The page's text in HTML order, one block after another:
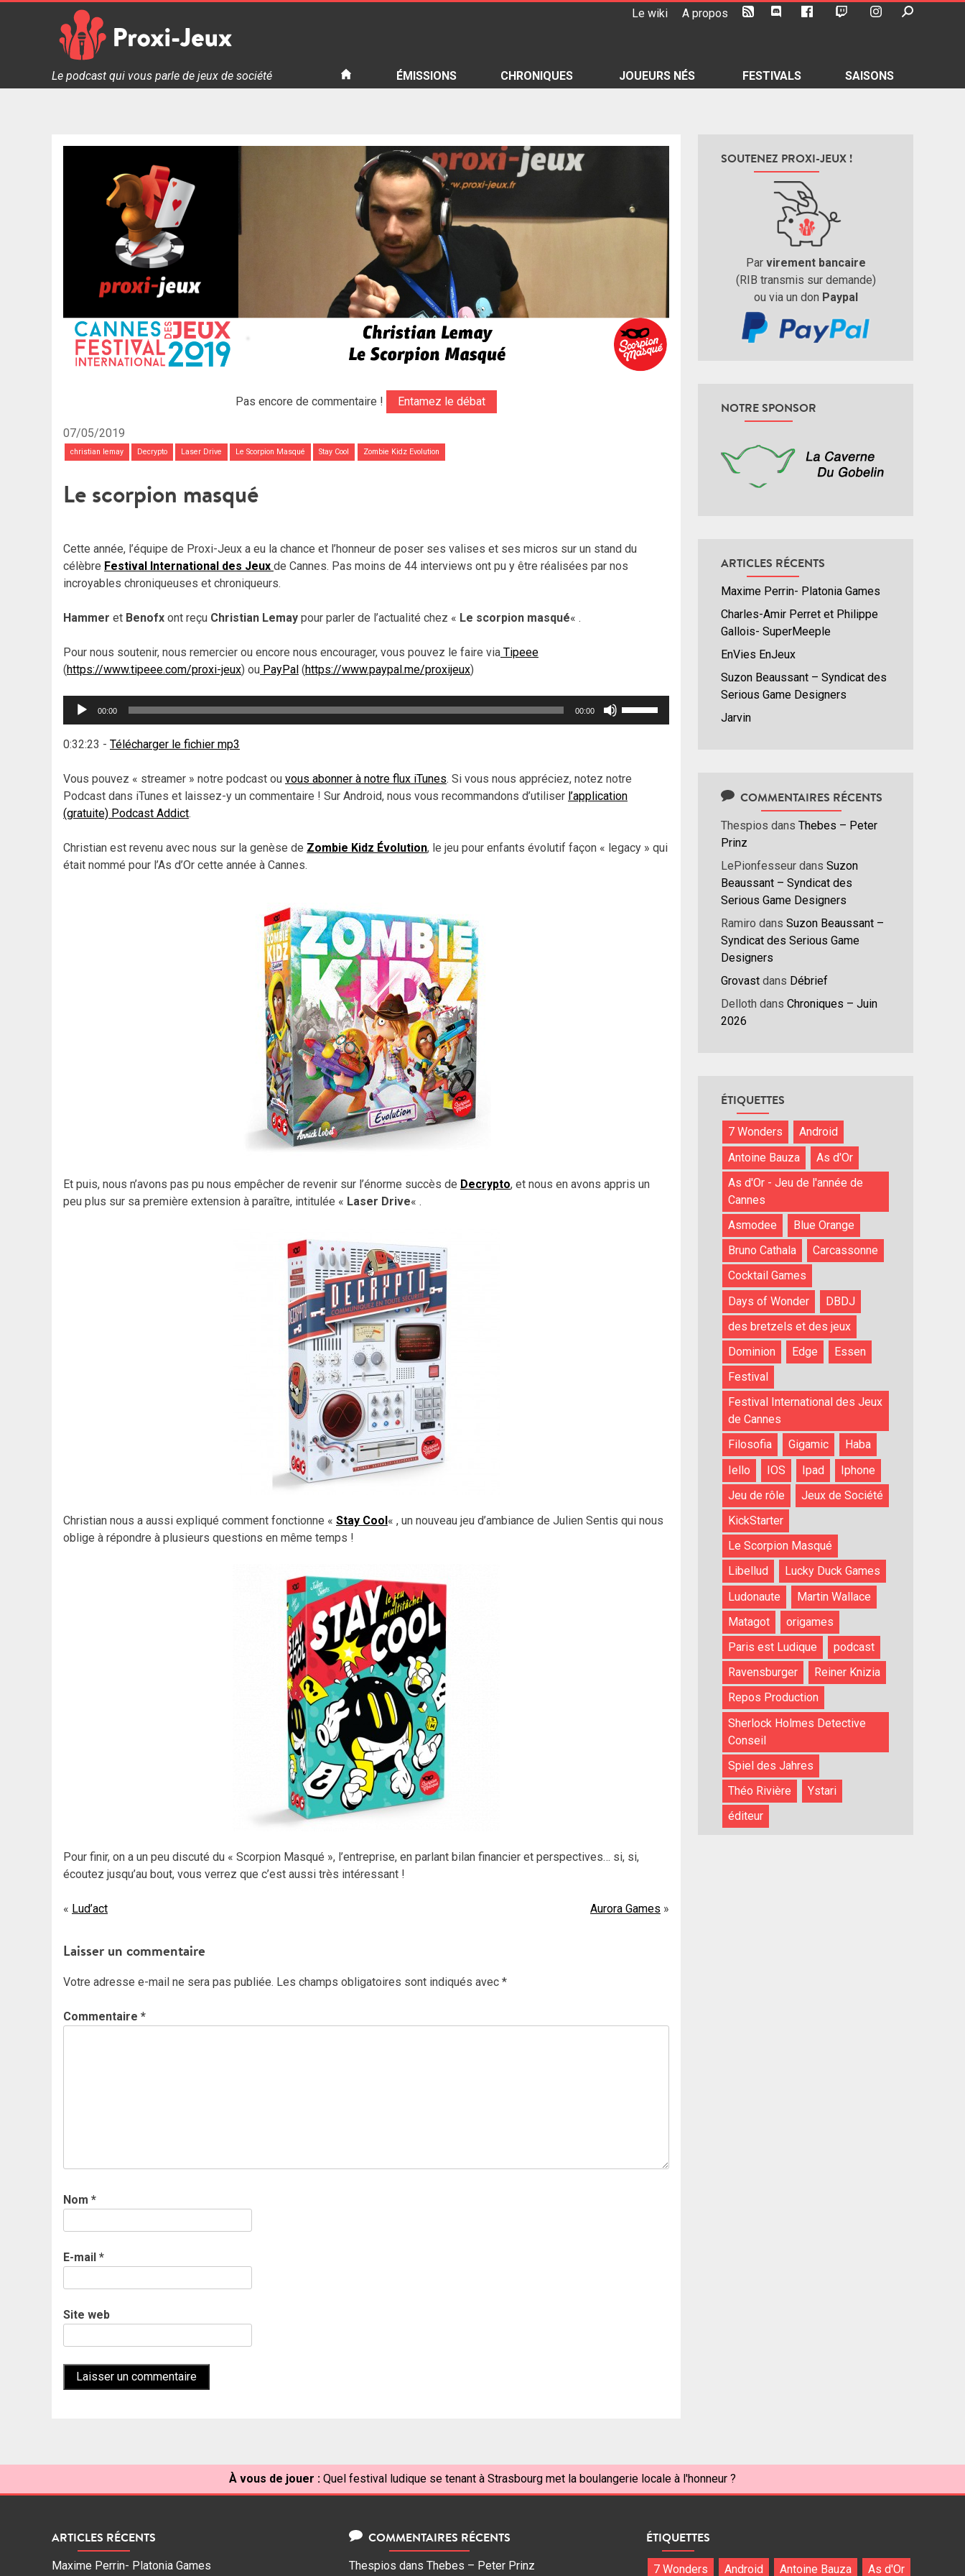
Le wiki A propos
Proxi Jeux - Le podcast qui vous parle de jeux de société
Le podcast qui vous parle de jeux de société ÉMISSIONS CHRONIQUES JOUEURS NÉS FESTIVALS SAISONS
Pas encore de commentaire ! Entamez le débat
07/05/2019
christian lemay Decrypto Laser Drive Le Scorpion Masqué Stay Cool Zombie Kidz Evolution
Le scorpion masqué
Cette année, l’équipe de Proxi-Jeux a eu la chance et l’honneur de poser ses valises et ses micros sur un stand du
célèbre Festival International des Jeux de Cannes. Pas moins de 44 interviews ont pu y être réalisées par nos
incroyables chroniqueuses et chroniqueurs.
Hammer et Benofx ont reçu Christian Lemay pour parler de l’actualité chez « Le scorpion masqué« .
Pour nous soutenir, nous remercier ou encore nous encourager, vous pouvez le faire via Tipeee
(https://www.tipeee.com/proxi-jeux) ou PayPal (https://www.paypal.me/proxijeux)
Lecteur
00:00 00:00
0:32:23 - Télécharger le fichier mp3
Vous pouvez « streamer » notre podcast ou vous abonner à notre flux iTunes. Si vous nous appréciez, notez notre
Podcast dans iTunes et laissez-y un commentaire ! Sur Android, nous vous recommandons d’utiliser l’application
(gratuite) Podcast Addict.
Christian est revenu avec nous sur la genèse de Zombie Kidz Évolution, le jeu pour enfants évolutif façon « legacy » qui
était nommé pour l’As d’Or cette année à Cannes.
Et puis, nous n’avons pas pu nous empêcher de revenir sur l’énorme succès de Decrypto, et nous en avons appris un
peu plus sur sa première extension à paraître, intitulée « Laser Drive« .
Christian nous a aussi expliqué comment fonctionne « Stay Cool« , un nouveau jeu d’ambiance de Julien Sentis qui nous
oblige à répondre à plusieurs questions en même temps !
Pour finir, on a un peu discuté du « Scorpion Masqué », l’entreprise, en parlant bilan financier et perspectives… si, si,
écoutez jusqu’au bout, vous verrez que c’est aussi très intéressant !
Navigation
l’article
Lud’act Aurora Games
Laisser un commentaire
Votre adresse e-mail ne sera pas publiée. Les champs obligatoires sont indiqués avec *
Commentaire *
Nom *
E-mail *
Site web
SOUTENEZ PROXI-JEUX !
Par virement bancaire
(RIB transmis sur demande)
ou via un don Paypal
NOTRE SPONSOR
ARTICLES RÉCENTS
Maxime Perrin- Platonia Games
Charles-Amir Perret et Philippe
Gallois- SuperMeeple
EnVies EnJeux
Suzon Beaussant – Syndicat des
Serious Game Designers
Jarvin
COMMENTAIRES RÉCENTS
Thespios dans Thebes – Peter
Prinz
LePionfesseur dans Suzon
Beaussant – Syndicat des
Serious Game Designers
Ramiro dans Suzon Beaussant –
Syndicat des Serious Game
Designers
Grovast dans Débrief
Delloth dans Chroniques – Juin
2026
ÉTIQUETTES
7 Wonders
Android
Antoine Bauza
As d'Or
As d'Or - Jeu de l'année de
Cannes
Asmodee
Blue Orange
Bruno Cathala
Carcassonne
Cocktail Games
Days of Wonder
DBDJ
des bretzels et des jeux
Dominion
Edge
Essen
Festival
Festival International des Jeux
de Cannes
Filosofia
Gigamic
Haba
Iello
IOS Ipad
Iphone
Jeu de rôle
Jeux de Société
KickStarter
Le Scorpion Masqué
Libellud
Lucky Duck Games
Ludonaute
Martin Wallace
Matagot
origames
Paris est Ludique
podcast
Ravensburger
Reiner Knizia
Repos Production
Sherlock Holmes Detective
Conseil
Spiel des Jahres
Théo Rivière
Ystari
éditeur
À vous de jouer : Quel festival ludique se tenant à Strasbourg met la boulangerie locale à l'honneur ?
ARTICLES RÉCENTS
Maxime Perrin- Platonia Games
COMMENTAIRES RÉCENTS
Thespios dans Thebes – Peter Prinz
ÉTIQUETTES
7 Wonders Android Antoine Bauza As d'Or